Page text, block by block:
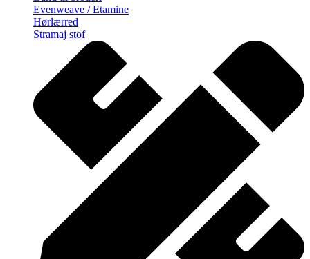
Evenweave / Etamine
Hørlærred
Stramaj stof